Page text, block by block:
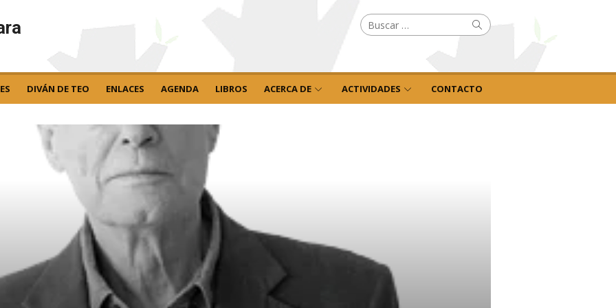
Buscar
por: Buscar
DIVÁN DE TEO ENLACES AGENDA LIBROS ACERCA DE ACTIVIDADES CONTACTO